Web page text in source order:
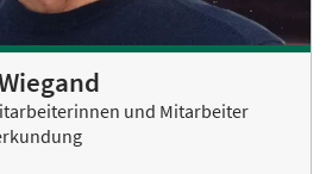
und Mitarbeiter